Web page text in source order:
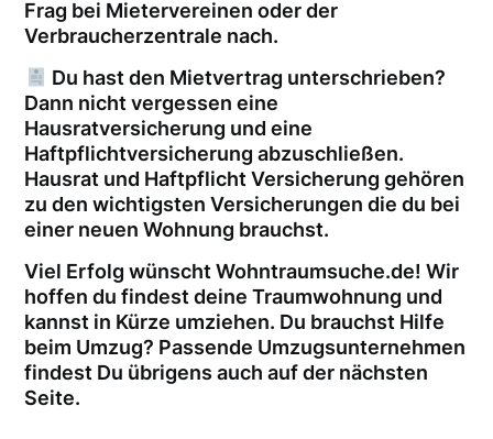
Frag bei Mietervereinen oder der
Verbraucherzentrale nach.
Du hast den Mietvertrag unterschrieben?
Dann nicht vergessen eine
Hausratversicherung und eine
Haftpflichtversicherung abzuschließen.
Hausrat und Haftpflicht Versicherung gehören
zu den wichtigsten Versicherungen die du bei
einer neuen Wohnung brauchst.
Viel Erfolg wünscht Wohntraumsuche.de! Wir
hoffen du findest deine Traumwohnung und
kannst in Kürze umziehen. Du brauchst Hilfe
beim Umzug? Passende Umzugsunternehmen
findest Du übrigens auch auf der nächsten
Seite.